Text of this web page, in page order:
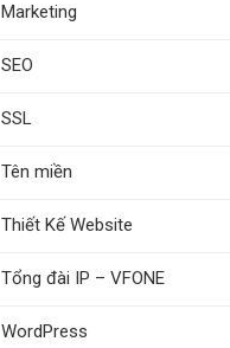
Marketing
SEO
SSL
Tên miền
Thiết Kế Website
Tổng đài IP – VFONE
WordPress